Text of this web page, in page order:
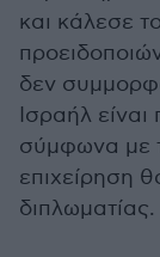
και κάλεσε
δεν
Ισραήλ
σύμφωνα με
επιχείρηση
διπλωματίας.